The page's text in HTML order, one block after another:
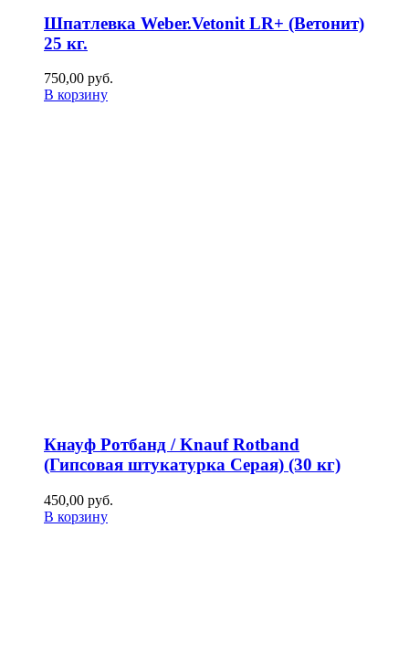
Шпатлевка Weber.Vetonit LR+ (Ветонит)
25 кг.
750,00 руб.
В корзину
Кнауф Ротбанд / Knauf Rotband
(Гипсовая штукатурка Серая) (30 кг)
450,00 руб.
В корзину